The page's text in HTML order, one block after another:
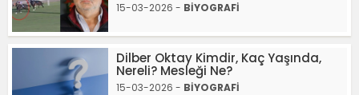
15-03-2026 - BİYOGRAFİ
Dilber Oktay Kimdir, Kaç Yaşında,
Nereli? Mesleği Ne?
15-03-2026 - BİYOGRAFİ